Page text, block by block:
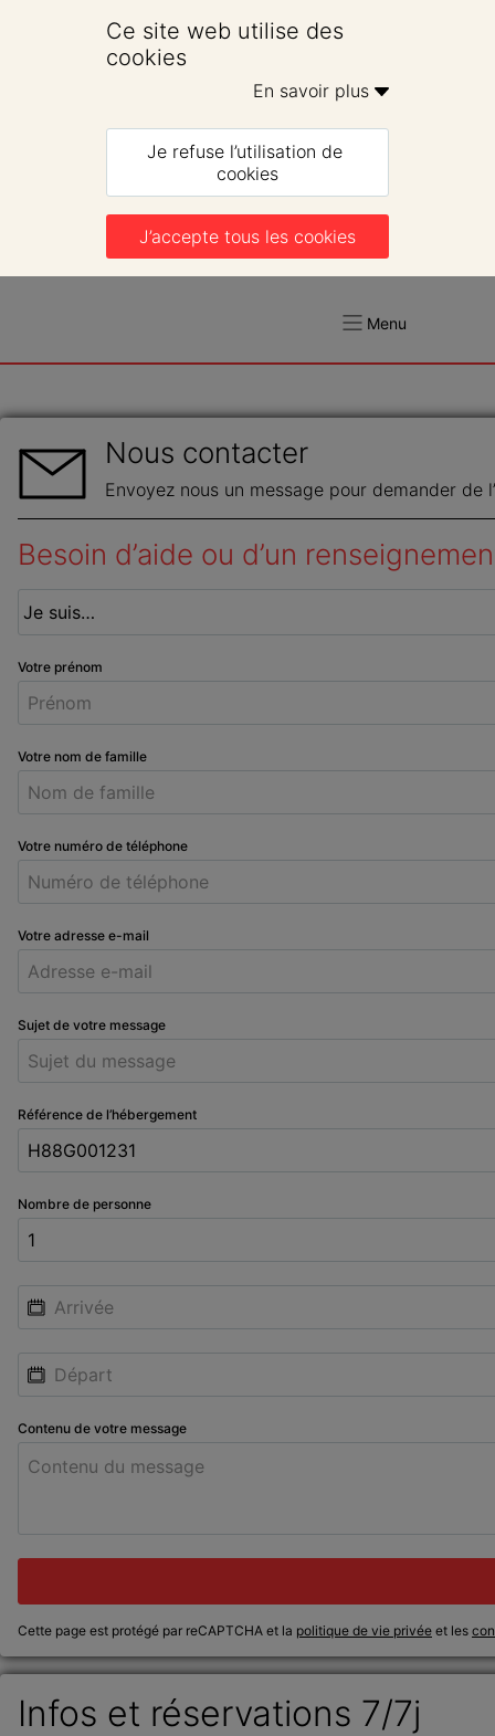
Ce site web utilise des
cookies
En savoir plus
Je refuse l’utilisation de
cookies
J’accepte tous les cookies
Menu
Nous contacter
Envoyez nous un message pour demander de
Besoin d’aide ou d’un
Votre prénom
Votre nom de famille
Votre numéro de téléphone
Votre adresse e-mail
Sujet de votre message
Référence de l’hébergement
Nombre de personne
Contenu de votre message
Cette page est protégé par reCAPTCHA et la politique de vie privée et les
Infos et réservations 7/7j